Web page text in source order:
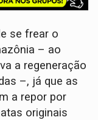
se frear o
– ao
a regeneração
–, já que as
a repor por
originais